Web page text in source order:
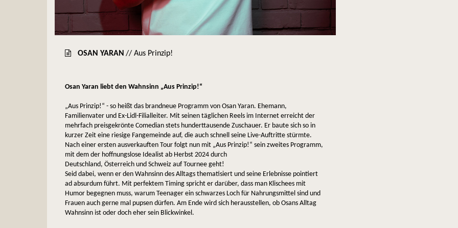
OSAN YARAN // Aus Prinzip!
Osan Yaran liebt den Wahnsinn „Aus Prinzip!“
„Aus Prinzip!“ - so heißt das brandneue Programm von Osan Yaran. Ehemann,
Familienvater und Ex-Lidl-Filialleiter. Mit seinen täglichen Reels im Internet erreicht der
mehrfach preisgekrönte Comedian stets hunderttausende Zuschauer. Er baute sich so in
kurzer Zeit eine riesige Fangemeinde auf, die auch schnell seine Live-Auftritte stürmte.
Nach einer ersten ausverkauften Tour folgt nun mit „Aus Prinzip!“ sein zweites Programm,
mit dem der hoffnungslose Idealist ab Herbst 2024 durch
Deutschland, Österreich und Schweiz auf Tournee geht!
Seid dabei, wenn er den Wahnsinn des Alltags thematisiert und seine Erlebnisse pointiert
ad absurdum führt. Mit perfektem Timing spricht er darüber, dass man Klischees mit
Humor begegnen muss, warum Teenager ein schwarzes Loch für Nahrungsmittel sind und
Frauen auch gerne mal pupsen dürfen. Am Ende wird sich herausstellen, ob Osans Alltag
Wahnsinn ist oder doch eher sein Blickwinkel.